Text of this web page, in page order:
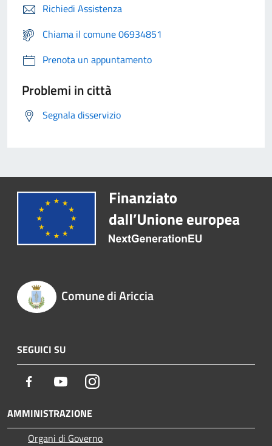
Richiedi Assistenza
Chiama il comune 06934851
Prenota un appuntamento
Problemi in città
Segnala disservizio
Comune di Ariccia
SEGUICI SU
Facebook YoutubeInstagram
AMMINISTRAZIONE
Organi di Governo